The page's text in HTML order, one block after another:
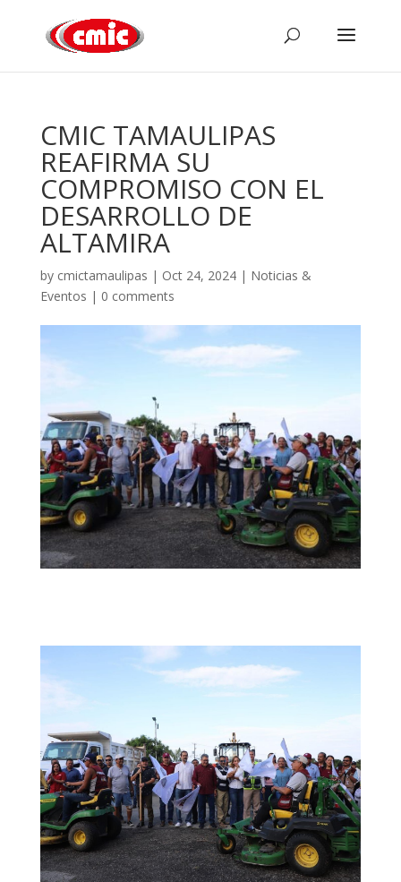
CMIC TAMAULIPAS
REAFIRMA SU
COMPROMISO CON EL
DESARROLLO DE
ALTAMIRA
by cmictamaulipas | Oct 24, 2024| Noticias &
Eventos | 0 comments